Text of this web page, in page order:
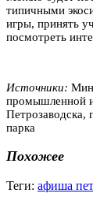
типичными
игры, принять
посмотреть
Источники:
промышленной
Петрозаводска,
парка
Похожее
Теги: афиша